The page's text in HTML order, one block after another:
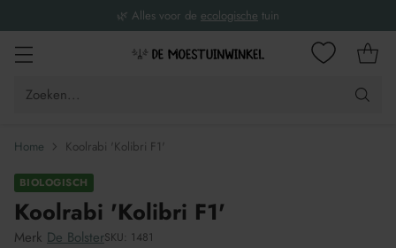
🌿 Alles voor de ecologische tuin
Zoeken...
Home Koolrabi 'Kolibri F1'
BIOLOGISCH
Koolrabi 'Kolibri F1'
Merk De BolsterSKU: 1481